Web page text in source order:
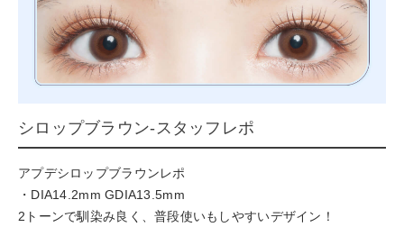
シロップブラウン-スタッフレポ
アプデシロップブラウンレポ
・DIA14.2mm GDIA13.5mm
2トーンで馴染み良く、普段使いもしやすいデザイン！